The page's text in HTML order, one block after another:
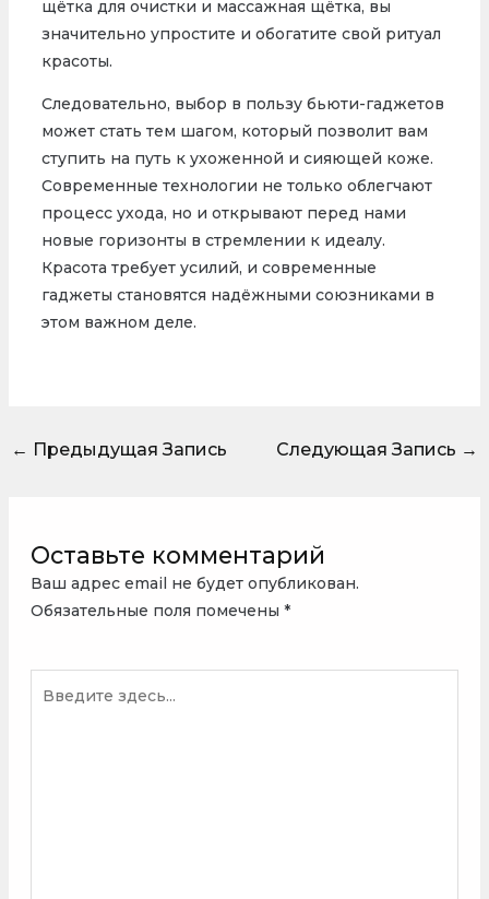
щётка для очистки и массажная щётка, вы
значительно упростите и обогатите свой ритуал
красоты.
Следовательно, выбор в пользу бьюти-гаджетов
может стать тем шагом, который позволит вам
ступить на путь к ухоженной и сияющей коже.
Современные технологии не только облегчают
процесс ухода, но и открывают перед нами
новые горизонты в стремлении к идеалу.
Красота требует усилий, и современные
гаджеты становятся надёжными союзниками в
этом важном деле.
← Предыдущая Запись Следующая Запись →
Оставьте комментарий
Ваш адрес email не будет опубликован.
Обязательные поля помечены *
здесь...